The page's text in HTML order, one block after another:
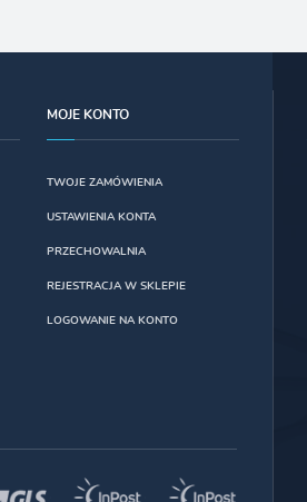
MOJE KONTO
TWOJE ZAMÓWIENIA
USTAWIENIA KONTA
PRZECHOWALNIA
REJESTRACJA W SKLEPIE
LOGOWANIE NA KONTO